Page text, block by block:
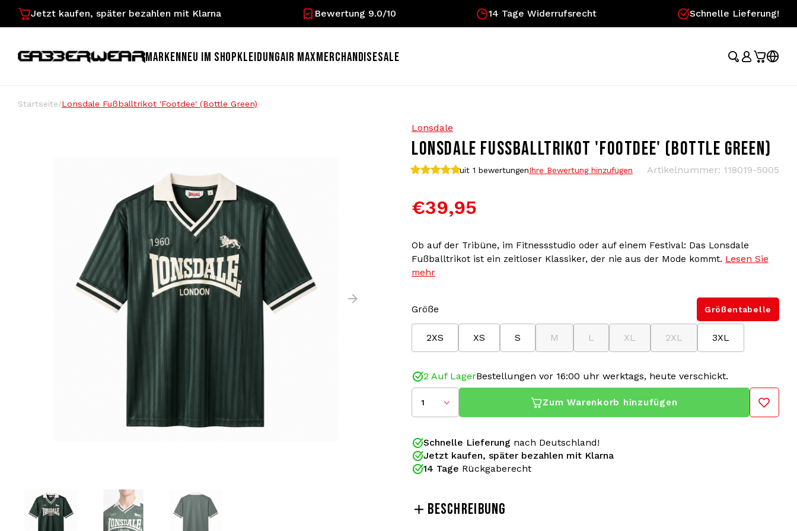
Jetzt kaufen, später bezahlen mit Klarna Bewertung 9.0/10 14 Tage Widerrufsrecht Schnelle Lieferung!
MARKENNEU IM SHOPKLEIDUNGAIR MAXMERCHANDISESALE
Startseite/Lonsdale Fußballtrikot 'Footdee' (Bottle Green)
Lonsdale
LONSDALE FUSSBALLTRIKOT 'FOOTDEE' (BOTTLE GREEN)
uit 1 bewertungenIhre Bewertung hinzufügen Artikelnummer: 118019-5005
€39,95
Ob auf der Tribüne, im Fitnessstudio oder auf einem Festival: Das Lonsdale
Fußballtrikot ist ein zeitloser Klassiker, der nie aus der Mode kommt. Lesen Sie
mehr
Größe Größentabelle
2XS XS S M L XL 2XL 3XL
2 Auf LagerBestellungen vor 16:00 uhr werktags, heute verschickt.
1 Zum Warenkorb hinzufügen
Schnelle Lieferung nach Deutschland!
Jetzt kaufen, später bezahlen mit Klarna
14 Tage Rückgaberecht
BESCHREIBUNG